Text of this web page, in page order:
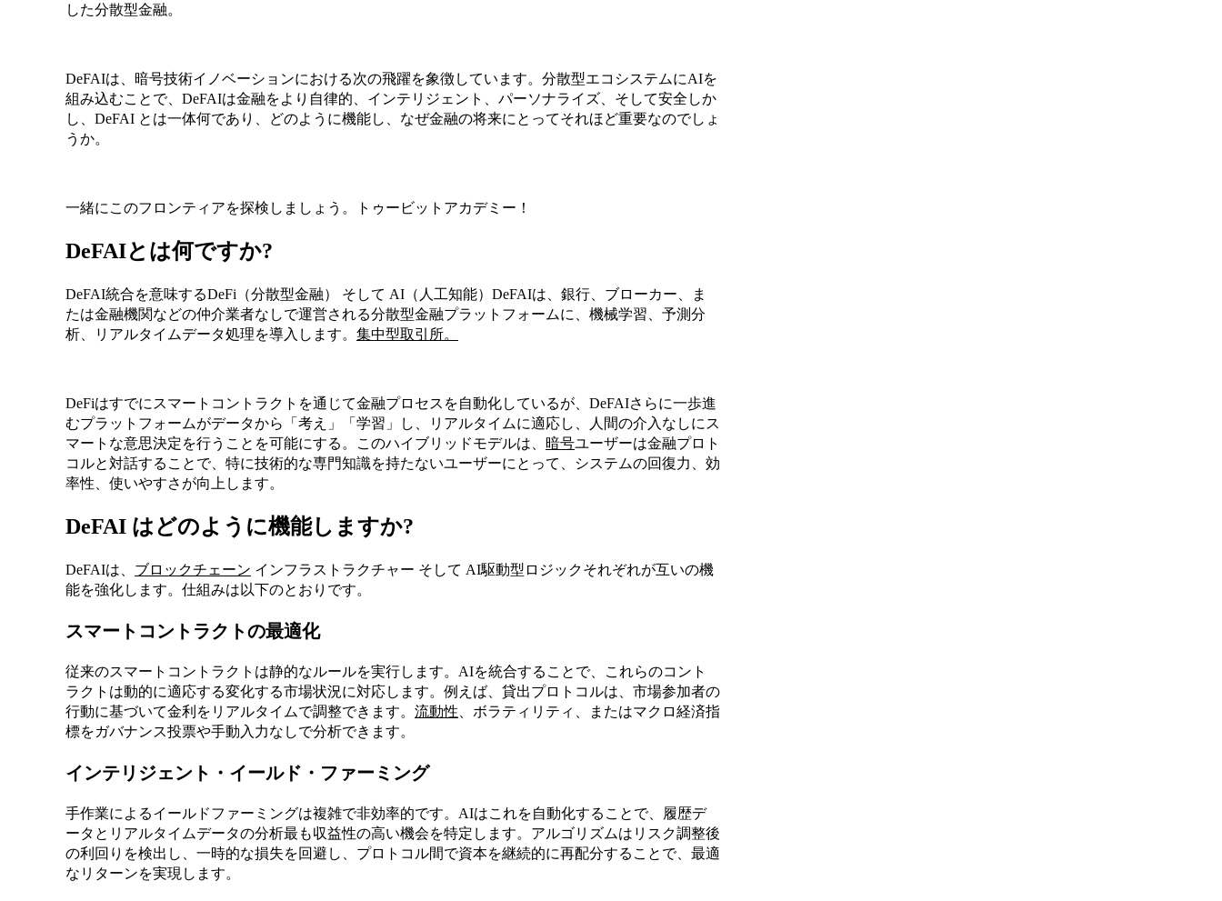
した分散型金融。
DeFAIは、暗号技術イノベーションにおける次の飛躍を象徴しています。分散型エコシステムにAIを
組み込むことで、DeFAIは金融をより自律的、インテリジェント、パーソナライズ、そして安全しか
し、DeFAI とは一体何であり、どのように機能し、なぜ金融の将来にとってそれほど重要なのでしょ
うか。
一緒にこのフロンティアを探検しましょう。トゥービットアカデミー！
DeFAIとは何ですか?
DeFAI統合を意味するDeFi（分散型金融） そして AI（人工知能）DeFAIは、銀行、ブローカー、ま
たは金融機関などの仲介業者なしで運営される分散型金融プラットフォームに、機械学習、予測分
析、リアルタイムデータ処理を導入します。 集中型取引所。
DeFiはすでにスマートコントラクトを通じて金融プロセスを自動化しているが、DeFAIさらに一歩進
むプラットフォームがデータから「考え」「学習」し、リアルタイムに適応し、人間の介入なしにス
マートな意思決定を行うことを可能にする。このハイブリッドモデルは、 暗号ユーザーは金融プロト
コルと対話することで、特に技術的な専門知識を持たないユーザーにとって、システムの回復力、効
率性、使いやすさが向上します。
DeFAI はどのように機能しますか?
DeFAIは、 ブロックチェーン インフラストラクチャー そして AI駆動型ロジックそれぞれが互いの機
能を強化します。仕組みは以下のとおりです。
スマートコントラクトの最適化
従来のスマートコントラクトは静的なルールを実行します。AIを統合することで、これらのコント
ラクトは動的に適応する変化する市場状況に対応します。例えば、貸出プロトコルは、市場参加者の
行動に基づいて金利をリアルタイムで調整できます。 流動性 、ボラティリティ、またはマクロ経済指
標をガバナンス投票や手動入力なしで分析できます。
インテリジェント・イールド・ファーミング
手作業によるイールドファーミングは複雑で非効率的です。AIはこれを自動化することで、履歴デ
ータとリアルタイムデータの分析最も収益性の高い機会を特定します。アルゴリズムはリスク調整後
の利回りを検出し、一時的な損失を回避し、プロトコル間で資本を継続的に再配分することで、最適
なリターンを実現します。